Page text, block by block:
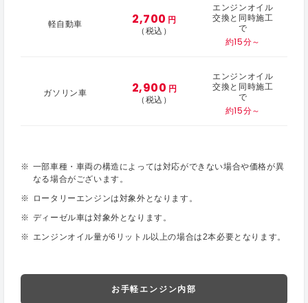
軽自動車 2,700 円
（税込）
エンジンオイル
交換と同時施工
で
約15分～
ガソリン車 2,900 円
（税込）
エンジンオイル
交換と同時施工
で
約15分～
一部車種・車両の構造によっては対応ができない場合や価格が異
なる場合がございます。
ロータリーエンジンは対象外となります。
ディーゼル車は対象外となります。
エンジンオイル量が6リットル以上の場合は2本必要となります。
お手軽エンジン内部